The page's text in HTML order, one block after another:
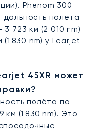
Phenom 300
полёта
723 км (2 010 nm)
830 nm) у Learjet
45XR может
полёта по
км (1 830 nm). Это